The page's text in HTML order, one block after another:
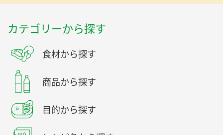
カテゴリーから探す
食材から探す
商品から探す
目的から探す